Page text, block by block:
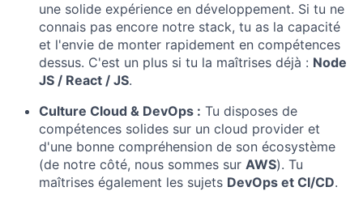
une solide expérience en développement. Si tu ne
connais pas encore notre stack, tu as la capacité
et l'envie de monter rapidement en compétences
dessus. C'est un plus si tu la maîtrises déjà : Node
JS / React / JS.
Culture Cloud & DevOps : Tu disposes de
compétences solides sur un cloud provider et
d'une bonne compréhension de son écosystème
(de notre côté, nous sommes sur AWS). Tu
maîtrises également les sujets DevOps et CI/CD.